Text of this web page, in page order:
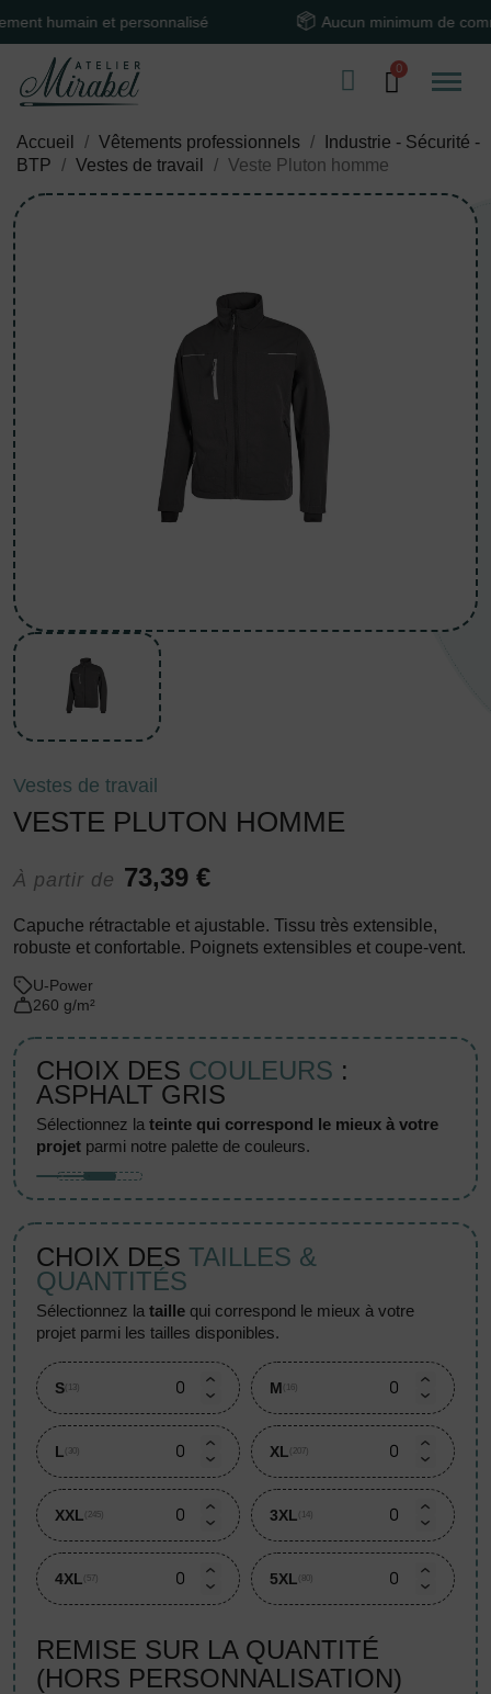
et personnalisé Aucun minimum de
Accueil Vêtements professionnels
Industrie - Sécurité -
BTP
Vestes de travail Veste Pluton homme
Vestes de travail
VESTE PLUTON HOMME
À partir de 73,39 €
Capuche rétractable et ajustable. Tissu très extensible,
robuste et confortable. Poignets extensibles et coupe-vent.
U-Power
260 g/m²
CHOIX DES COULEURS :
ASPHALT GRIS
sélectionnez lateinte qui correspond le mieux à votre
projet parmi notre palette de couleurs.
CHOIX DES TAILLES &
QUANTITÉS
sélectionnez lataille qui correspond le mieux à votre
projet parmi les tailles disponibles.
S (13) M (16)
L (30) XL (207)
XXL (245) 3XL (14)
4XL (57) 5XL (80)
REMISE SUR LA QUANTITÉ
(HORS PERSONNALISATION)